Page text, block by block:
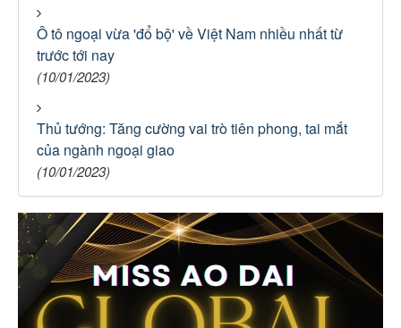
Ô tô ngoại vừa 'đổ bộ' về Việt Nam nhiều nhất từ
trước tới nay
(10/01/2023)
Thủ tướng: Tăng cường vai trò tiên phong, tai mắt
của ngành ngoại giao
(10/01/2023)